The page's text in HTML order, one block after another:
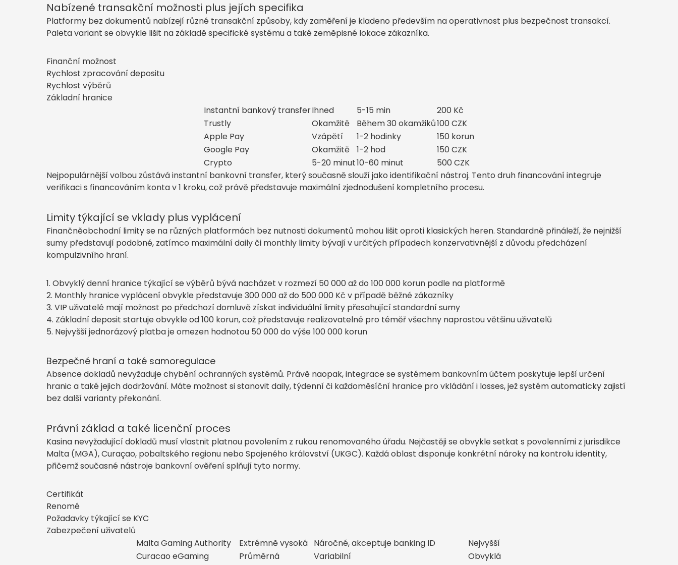
Nabízené transakční možnosti plus jejích specifika
Platformy bez dokumentů nabízejí různé transakční způsoby, kdy zaměření je kladeno především na operativnost plus bezpečnost transakcí.
Paleta variant se obvykle lišit na základě specifické systému a také zeměpisné lokace zákazníka.
Finanční možnost
Rychlost zpracování depositu
Rychlost výběrů
Základní hranice
Instantní bankový transferIhned 5-15 min
200 Kč
Trustly
Okamžitě Během 30 okamžiků100 CZK
Apple Pay
Vzápětí 1-2 hodinky
150 korun
Google Pay
Okamžitě 1-2 hod
150 CZK
Crypto
5-20 minut10-60 minut
500 CZK
Nejpopulárnější volbou zůstává instantní bankovní transfer, který současně slouží jako identifikační nástroj. Tento druh financování integruje
verifikaci s financováním konta v 1 kroku, což právě představuje maximální zjednodušení kompletního procesu.
Limity týkající se vklady plus vyplácení
Finančněobchodní limity se na různých platformách bez nutnosti dokumentů mohou lišit oproti klasických heren. Standardně přináleží, že nejnižší
sumy představují podobné, zatímco maximální daily či monthly limity bývají v určitých případech konzervativnější z důvodu předcházení
kompulzivního hraní.
Obvyklý denní hranice týkající se výběrů bývá nacházet v rozmezí 50 000 až do 100 000 korun podle na platformě
Monthly hranice vyplácení obvykle představuje 300 000 až do 500 000 Kč v případě běžné zákazníky
VIP uživatelé mají možnost po předchozí domluvě získat individuální limity přesahující standardní sumy
Základní deposit startuje obvykle od 100 korun, což představuje realizovatelné pro téměř všechny naprostou většinu uživatelů
Nejvyšší jednorázový platba je omezen hodnotou 50 000 do výše 100 000 korun
Bezpečné hraní a také samoregulace
Absence dokladů nevyžaduje chybění ochranných systémů. Právě naopak, integrace se systémem bankovním účtem poskytuje lepší určení
hranic a také jejich dodržování. Máte možnost si stanovit daily, týdenní či každoměsíční hranice pro vkládání i losses, jež systém automaticky zajistí
bez další varianty překonání.
Právní základ a také licenční proces
Kasina nevyžadující dokladů musí vlastnit platnou povolením z rukou renomovaného úřadu. Nejčastěji se obvykle setkat s povolenními z jurisdikce
Malta (MGA), Curaçao, pobaltského regionu nebo Spojeného království (UKGC). Každá oblast disponuje konkrétní nároky na kontrolu identity,
přičemž současné nástroje bankovní ověření splňují tyto normy.
Certifikát
Renomé
Požadavky týkající se KYC
Zabezpečení uživatelů
Malta Gaming Authority
Extrémně vysoká Náročné, akceptuje banking ID
Nejvyšší
Curacao eGaming
Průměrná Variabilní
Obvyklá